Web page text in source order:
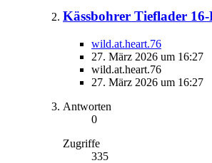
Kässbohrer Tieflader
wild.at.heart.76
27. März 2026 um 16:27
wild.at.heart.76
27. März 2026 um 16:27
Antworten
0
Zugriffe
335